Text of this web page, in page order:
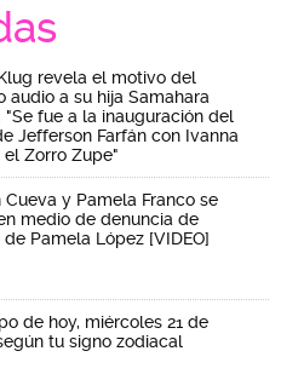
revela el motivo del
audio a su hija Samahara
"Se fue a la inauguración del
Jefferson Farfán con Ivanna
Zorro Zupe"
Cueva y Pamela Franco se
medio de denuncia de
Pamela López [VIDEO]
de hoy, miércoles 21 de
tu signo zodiacal